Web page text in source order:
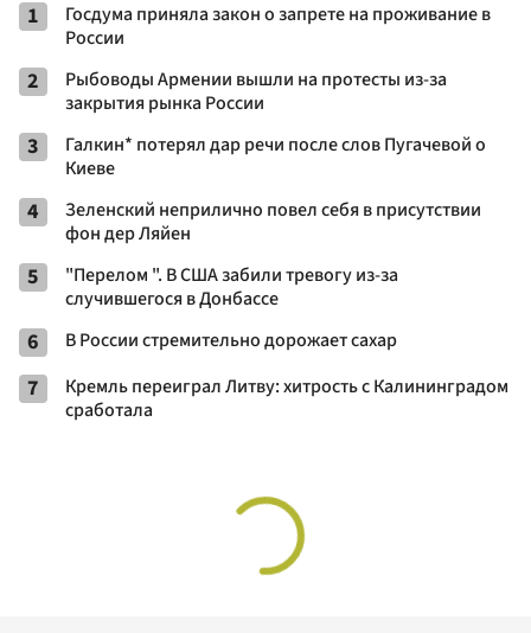
1
Госдума приняла закон о запрете на проживание в
России
2
Рыбоводы Армении вышли на протесты из-за
закрытия рынка России
3
Галкин* потерял дар речи после слов Пугачевой о
Киеве
4
Зеленский неприлично повел cебя в присутствии
фон дер Ляйен
5
"Перелом ". В США забили тревогу из-за
случившегося в Донбассе
6 В России стремительно дорожает сахар
7
Кремль переиграл Литву: хитрость с Калининградом
сработала